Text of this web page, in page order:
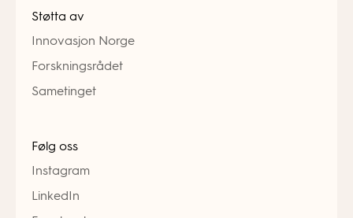
Støtta av
Innovasjon Norge
Forskningsrådet
Sametinget
Følg oss
Instagram
LinkedIn